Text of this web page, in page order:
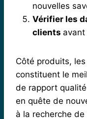
nouvelles
Vérifier les
clients
Côté produits,
constituent le
de rapport
en quête de
à la recherche